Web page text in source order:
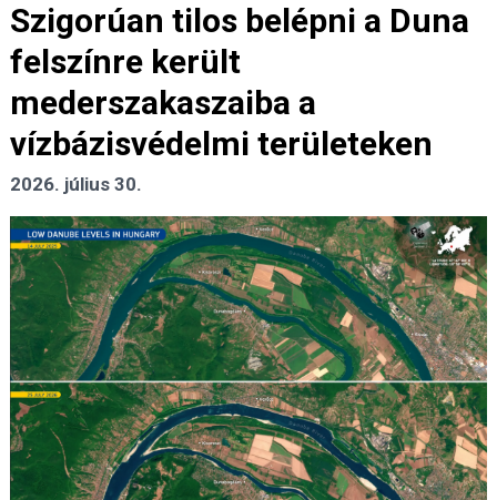
Szigorúan tilos belépni a Duna
felszínre került
mederszakaszaiba a
vízbázisvédelmi területeken
2026. július 30.